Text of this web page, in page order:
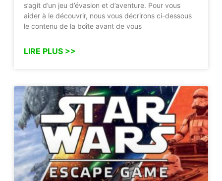
s’agit d’un jeu d’évasion et d’aventure. Pour vous
aider à le découvrir, nous vous décrirons ci-dessous
le contenu de la boîte avant de vous
LIRE PLUS >>